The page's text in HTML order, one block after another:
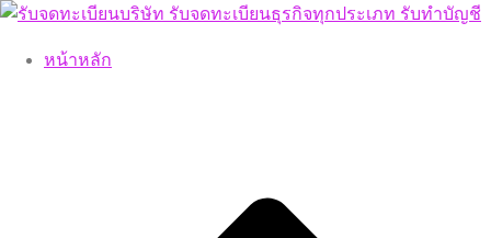
Skip
content
หน้าหลัก